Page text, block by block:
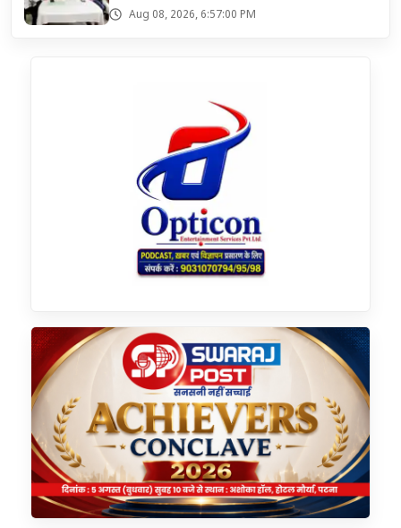
Aug 08, 2026, 6:57:00 PM